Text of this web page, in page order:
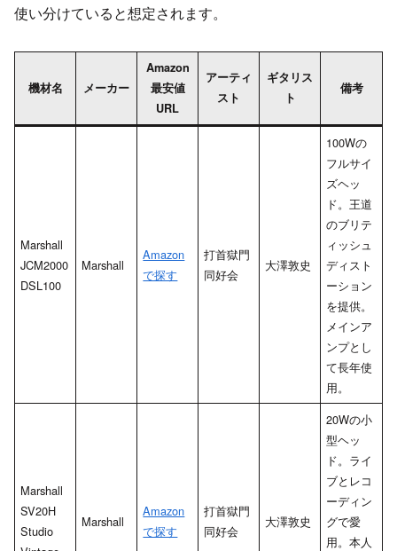
使い分けていると想定されます。
機材名 メーカー
Amazon
最安値
URL
アーティ
スト
ギタリス
ト
備考
Marshall
JCM2000
DSL100
Marshall
Amazon
で探す
打首獄門
同好会
大澤敦史
100Wの
フルサイ
ズヘッ
ド。王道
のブリテ
ィッシュ
ディスト
ーション
を提供。
メインア
ンプとし
て長年使
用。
Marshall
SV20H
Studio
Marshall
Amazon
で探す
打首獄門
同好会
大澤敦史
20Wの小
型ヘッ
ド。ライ
ブとレコ
ーディン
グで愛
用。本人